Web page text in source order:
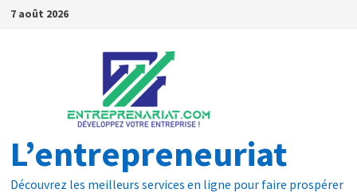
7 août 2026
L’entrepreneuriat
Découvrez les meilleurs services en ligne pour faire prospérer